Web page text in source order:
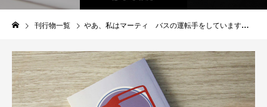
刊行物一覧 やあ、私はマーティ バスの運転手をしています！ 第１編